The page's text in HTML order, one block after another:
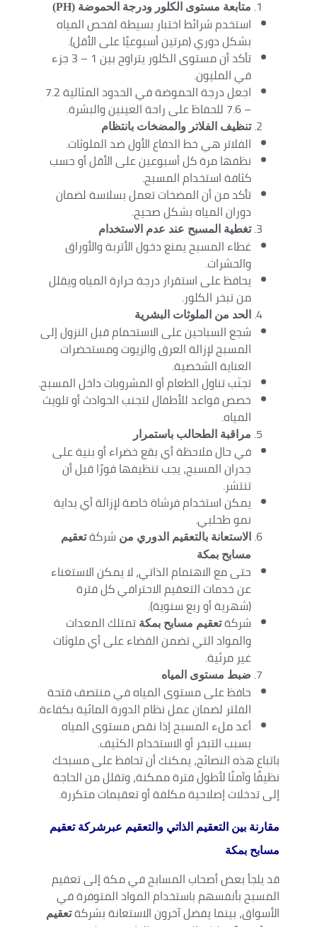
متابعة مستوى الكلور ودرجة الحموضة (PH)
استخدم شرائط اختبار بسيطة لفحص المياه
بشكل دوري (مرتين أسبوعيًا على الأقل).
تأكد أن مستوى الكلور يتراوح بين 1 – 3 جزء
في المليون.
اجعل درجة الحموضة في الحدود المثالية 7.2
– 7.6 للحفاظ على راحة العينين والبشرة.
تنظيف الفلاتر والمضخات بانتظام
الفلاتر هي خط الدفاع الأول ضد الملوثات.
نظفها مرة كل أسبوعين على الأقل أو حسب
كثافة استخدام المسبح.
تأكد من أن المضخات تعمل بسلاسة لضمان
دوران المياه بشكل صحيح.
تغطية المسبح عند عدم الاستخدام
غطاء المسبح يمنع دخول الأتربة والأوراق
والحشرات.
يحافظ على استقرار درجة حرارة المياه ويقلل
من تبخر الكلور.
الحد من الملوثات البشرية
شجع السباحين على الاستحمام قبل النزول إلى
المسبح لإزالة العرق والزيوت ومستحضرات
العناية الشخصية.
تجنّب تناول الطعام أو المشروبات داخل المسبح.
خصص قواعد للأطفال لتجنب الحوادث أو تلويث
المياه.
مراقبة الطحالب باستمرار
في حال ملاحظة أي بقع خضراء أو بنية على
جدران المسبح، يجب تنظيفها فورًا قبل أن
تنتشر.
يمكن استخدام فرشاة خاصة لإزالة أي بداية
نمو طحلبي.
الاستعانة بالتعقيم الدوري من شركةتعقيم
مسابح بمكة
حتى مع الاهتمام الذاتي، لا يمكن الاستغناء
عن خدمات التعقيم الاحترافي كل فترة
(شهرية أو ربع سنوية).
شركةتعقيم مسابح بمكة تمتلك المعدات
والمواد التي تضمن القضاء على أي ملوثات
غير مرئية.
ضبط مستوى المياه
حافظ على مستوى المياه في منتصف فتحة
الفلتر لضمان عمل نظام الدورة المائية بكفاءة.
أعد ملء المسبح إذا نقص مستوى المياه
بسبب التبخر أو الاستخدام الكثيف.
باتباع هذه النصائح، يمكنك أن تحافظ على مسبحك
نظيفًا وآمنًا لأطول فترة ممكنة، وتقلل من الحاجة
إلى تدخلات إصلاحية مكلفة أو تعقيمات متكررة.
مقارنة بين التعقيم الذاتي والتعقيم عبرشركة تعقيم
مسابح بمكة
قد يلجأ بعض أصحاب المسابح في مكة إلى تعقيم
المسبح بأنفسهم باستخدام المواد المتوفرة في
الأسواق، بينما يفضل آخرون الاستعانة بشركةتعقيم